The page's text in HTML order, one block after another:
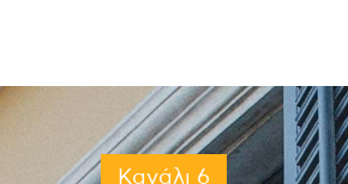
Κανάλι 6